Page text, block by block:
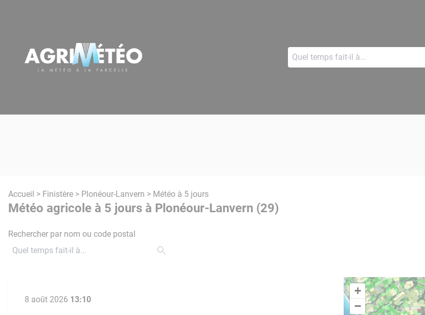
Accueil > Finistère > Plonéour-Lanvern > Météo à 5 jours
Météo agricole à 5 jours à Plonéour-Lanvern (29)
Rechercher par nom ou code postal
+
−
8 août 2026 13:10